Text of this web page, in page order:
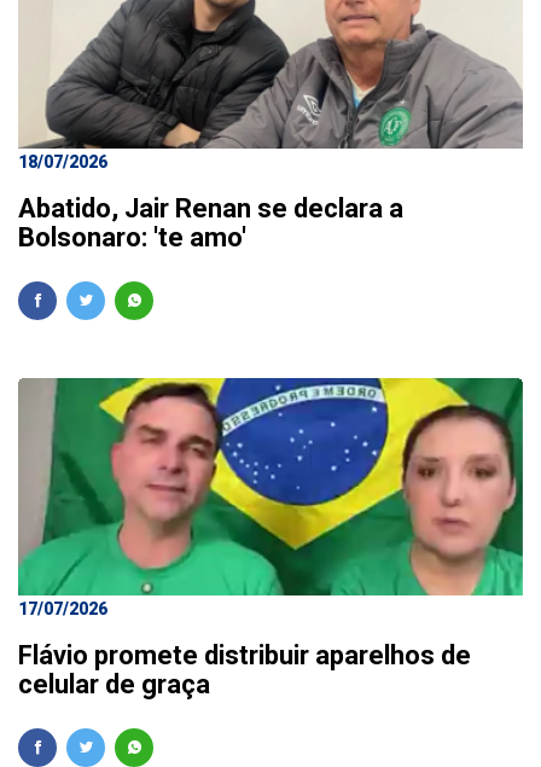
18/07/2026
Abatido, Jair Renan se declara a
Bolsonaro: 'te amo'
17/07/2026
Flávio promete distribuir aparelhos de
celular de graça